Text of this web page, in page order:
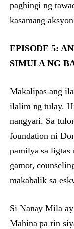
paghingi ng
kasamang
EPISODE 5:
SIMULA NG
Makalipas ang
ilalim ng tulay.
nangyari. Sa
foundation ni
pamilya sa ligtas
gamot,
makabalik sa
Si Nanay Mila
Mahina pa rin